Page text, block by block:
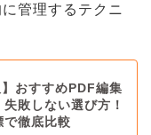
管理するテクニ
】おすすめPDF編集
敗しない選び方！
で徹底比較